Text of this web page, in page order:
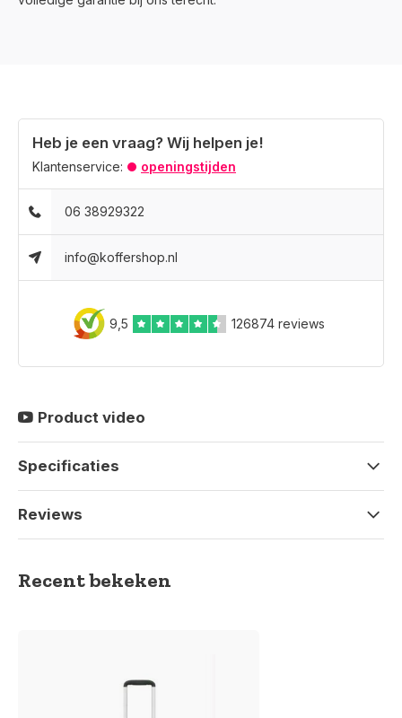
Bezoek één van onze winkels
Heb je een vraag? Wij helpen je!
Klantenservice: openingstijden
06 38929322
info@koffershop.nl
9,5 126874 reviews
Product video
Specificaties
Reviews
Recent bekeken